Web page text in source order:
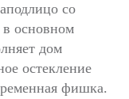
со
основном
дом
остекление
фишка.